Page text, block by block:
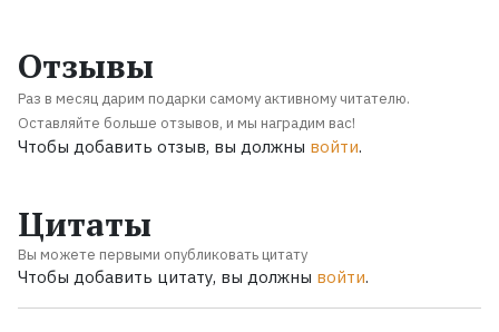
Отзывы
Раз в месяц дарим подарки самому активному читателю.
Оставляйте больше отзывов, и мы наградим вас!
Чтобы добавить отзыв, вы должны войти.
Цитаты
Вы можете первыми опубликовать цитату
Чтобы добавить цитату, вы должны войти.